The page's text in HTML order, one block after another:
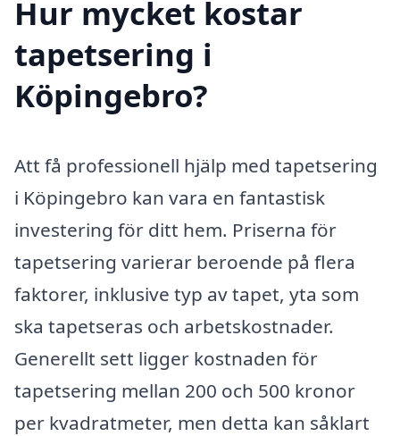
Hur mycket kostar
tapetsering i
Köpingebro?
Att få professionell hjälp med tapetsering
i Köpingebro kan vara en fantastisk
investering för ditt hem. Priserna för
tapetsering varierar beroende på flera
faktorer, inklusive typ av tapet, yta som
ska tapetseras och arbetskostnader.
Generellt sett ligger kostnaden för
tapetsering mellan 200 och 500 kronor
per kvadratmeter, men detta kan såklart